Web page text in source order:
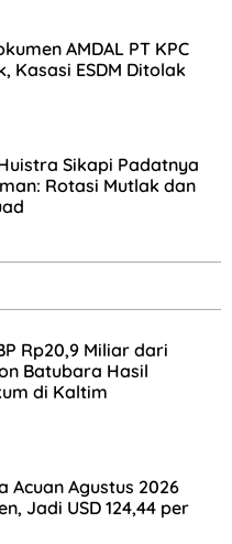
AMDAL PT KPC
Kasasi ESDM Ditolak
Sikapi Padatnya
Rotasi Mutlak dan
Rp20,9 Miliar dari
Batubara Hasil
di Kaltim
Acuan Agustus 2026
Jadi USD 124,44 per